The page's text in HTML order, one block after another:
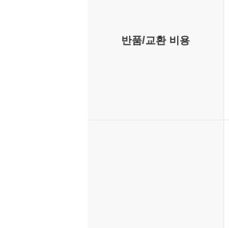
반품/교환 비용